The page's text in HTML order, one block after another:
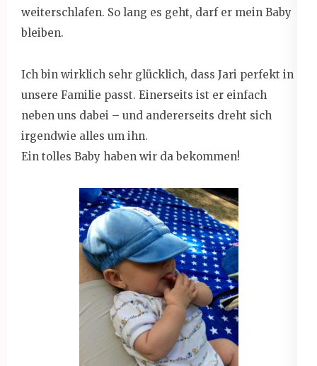
weiterschlafen. So lang es geht, darf er mein Baby
bleiben.
Ich bin wirklich sehr glücklich, dass Jari perfekt in
unsere Familie passt. Einerseits ist er einfach
neben uns dabei – und andererseits dreht sich
irgendwie alles um ihn.
Ein tolles Baby haben wir da bekommen!